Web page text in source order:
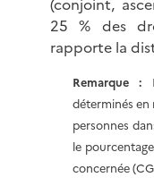
(conjoint,
25 % des
rapporte la
Remarque :
déterminés en
personnes
le
concernée